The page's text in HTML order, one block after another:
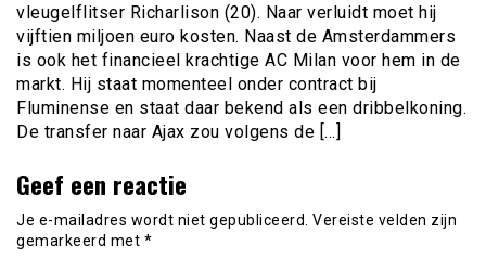
vleugelflitser Richarlison (20). Naar verluidt moet hij
vijftien miljoen euro kosten. Naast de Amsterdammers
is ook het financieel krachtige AC Milan voor hem in de
markt. Hij staat momenteel onder contract bij
Fluminense en staat daar bekend als een dribbelkoning.
De transfer naar Ajax zou volgens de […]
Geef een reactie
Je e-mailadres wordt niet gepubliceerd. Vereiste velden zijn
gemarkeerd met *